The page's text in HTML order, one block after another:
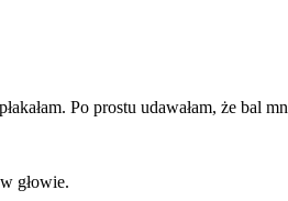
Po prostu udawałam, że bal
głowie.